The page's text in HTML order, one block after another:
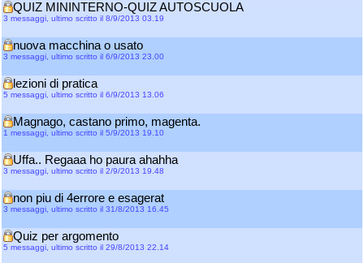
QUIZ MININTERNO-QUIZ AUTOSCUOLA
3 messaggi, ultimo scritto il 8/9/2013 03.19
nuova macchina o usato
3 messaggi, ultimo scritto il 6/9/2013 23.00
lezioni di pratica
5 messaggi, ultimo scritto il 6/9/2013 13.06
Magnago, castano primo, magenta.
1 messaggi, ultimo scritto il 5/9/2013 19.10
Uffa.. Regaaa ho paura ahahha
3 messaggi, ultimo scritto il 2/9/2013 19.48
non piu di 4errore e esagerat
3 messaggi, ultimo scritto il 31/8/2013 16.45
Quiz per argomento
5 messaggi, ultimo scritto il 29/8/2013 22.14